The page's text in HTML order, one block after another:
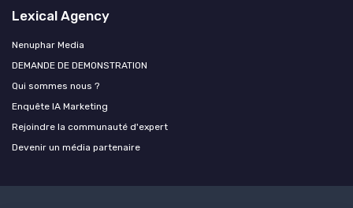
Lexical Agency
Nenuphar Media
DEMANDE DE DEMONSTRATION
Qui sommes nous ?
Enquête IA Marketing
Rejoindre la communauté d'expert
Devenir un média partenaire